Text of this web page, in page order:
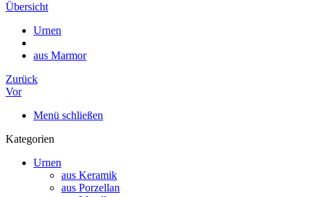
Übersicht
Urnen
aus Marmor
Zurück
Vor
Menü schließen
Kategorien
Urnen
aus Keramik
aus Porzellan